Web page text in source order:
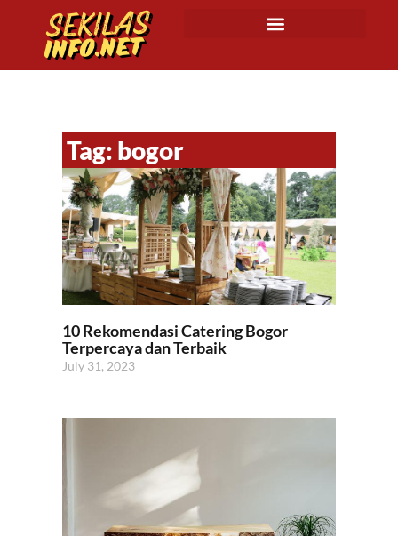
Tag: bogor
10 Rekomendasi Catering Bogor
Terpercaya dan Terbaik
July 31, 2023